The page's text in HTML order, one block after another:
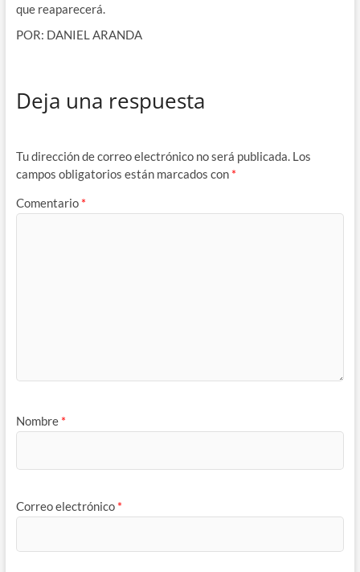
que reaparecerá.
POR: DANIEL ARANDA
Deja una respuesta
Tu dirección de correo electrónico no será publicada. Los
campos obligatorios están marcados con *
Comentario *
Nombre *
Correo electrónico *